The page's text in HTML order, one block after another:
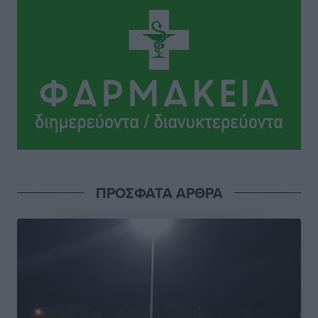
Συναυλία Μάριου Φραγκούλη – Γιώργου Περρή στην
Την άρση των εμποδίων για την άμεση λειτουργία του
βρεφονηπιακού σταθμού στην Κάσο, ζητά ο Μάνος
Κλειστή αύριο βράδυ η παραλιακή οδός στο λιμάνι της
ΠΡΟΣΦΑΤΑ ΑΡΘΡΑ